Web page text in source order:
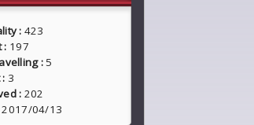
: 423
: 197
:5
3
: 202
2017/04/13